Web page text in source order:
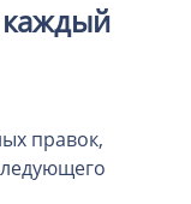
каждый
правок,